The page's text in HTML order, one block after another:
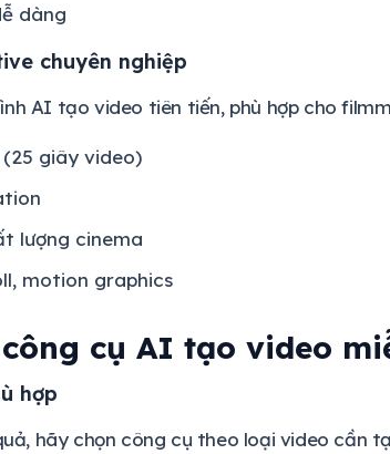
dàng
chuyên nghiệp
AI tạo video tiên tiến, phù hợp cho
(25 giây video)
lượng cinema
motion graphics
cụ AI tạo video
hợp
hãy chọn công cụ theo loại video cần